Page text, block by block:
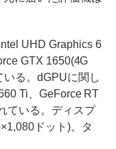
UHD Graphics 6
GTX 1650(4G
る。dGPUに関し
Ti、GeForce RT
ている。ディスプ
ドット)。タ